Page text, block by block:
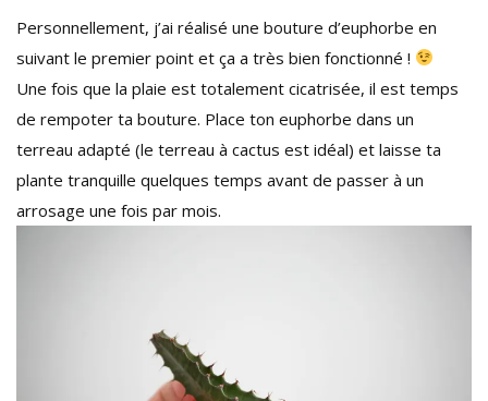
Personnellement, j’ai réalisé une bouture d’euphorbe en
suivant le premier point et ça a très bien fonctionné !
Une fois que la plaie est totalement cicatrisée, il est temps
de rempoter ta bouture. Place ton euphorbe dans un
terreau adapté (le terreau à cactus est idéal) et laisse ta
plante tranquille quelques temps avant de passer à un
arrosage une fois par mois.